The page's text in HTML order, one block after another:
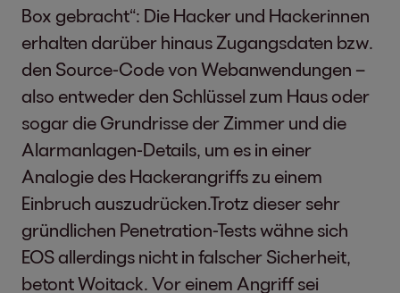
Box gebracht“: Die Hacker und Hackerinnen
erhalten darüber hinaus Zugangsdaten bzw.
den Source-Code von Webanwendungen –
also entweder den Schlüssel zum Haus oder
sogar die Grundrisse der Zimmer und die
Alarmanlagen-Details, um es in einer
Analogie des Hackerangriffs zu einem
Einbruch auszudrücken.Trotz dieser sehr
gründlichen Penetration-Tests wähne sich
EOS allerdings nicht in falscher Sicherheit,
betont Woitack. Vor einem Angriff sei